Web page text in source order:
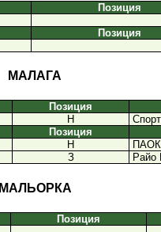
Позиция
Позиция
МАЛАГА
Позиция
Н
Позиция
Н
ПАОК
З Райо
МАЛЬОРКА
Позиция